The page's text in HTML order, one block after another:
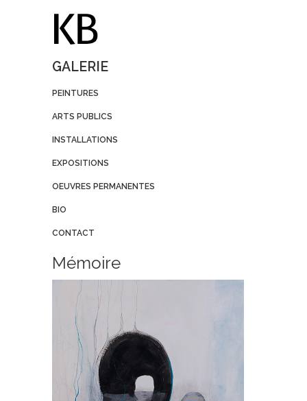
GALERIE
PEINTURES
ARTS PUBLICS
INSTALLATIONS
EXPOSITIONS
OEUVRES PERMANENTES
BIO
CONTACT
Mémoire